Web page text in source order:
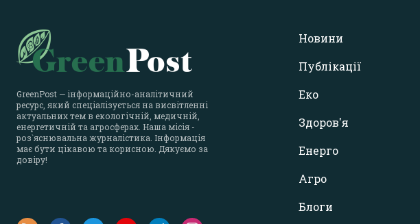
GreenPost — інформаційно-аналітичний
ресурс, який спеціалізується на висвітленні
актуальних тем в екологічній, медичній,
енергетичній та агросферах. Наша місія -
роз`яснювальна журналістика. Інформація
має бути цікавою та корисною. Дякуємо за
довіру!
Новини
Публікації
Еко
Здоров'я
Енерго
Агро
Блоги